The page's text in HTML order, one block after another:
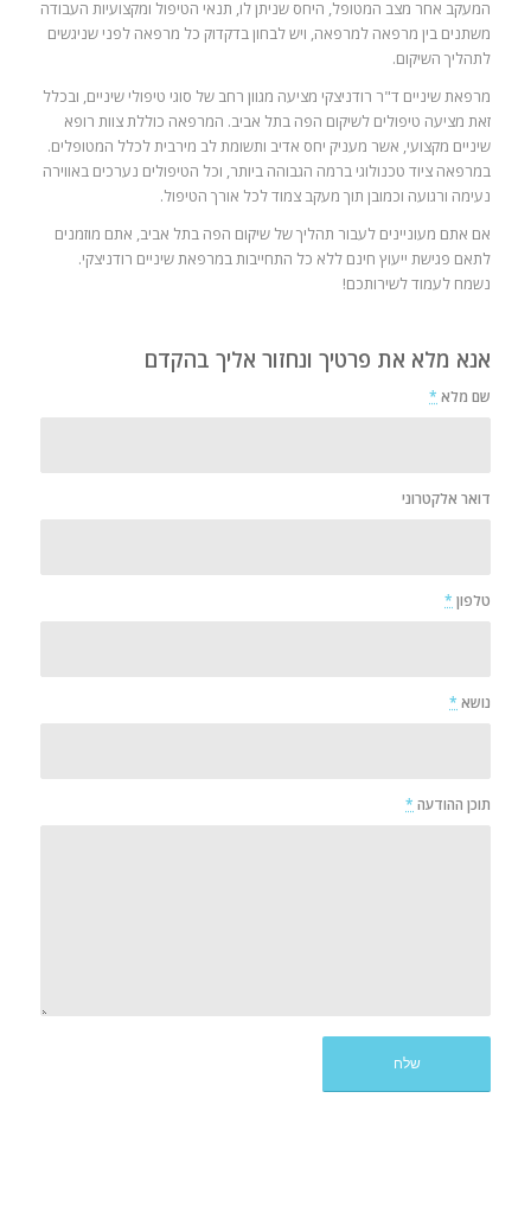
המעקב אחר מצב המטופל, היחס שניתן לו, תנאי הטיפול ומקצועיות העבודה
משתנים בין מרפאה למרפאה, ויש לבחון בדקדוק כל מרפאה לפני שניגשים
לתהליך השיקום.
מרפאת שיניים ד"ר רודניצקי מציעה מגוון רחב של סוגי טיפולי שיניים, ובכלל
זאת מציעה טיפולים לשיקום הפה בתל אביב. המרפאה כוללת צוות רופא
שיניים מקצועי, אשר מעניק יחס אדיב ותשומת לב מירבית לכלל המטופלים.
במרפאה ציוד טכנולוגי ברמה הגבוהה ביותר, וכל הטיפולים נערכים באווירה
נעימה ורגועה וכמובן תוך מעקב צמוד לכל אורך הטיפול.
אם אתם מעוניינים לעבור תהליך של שיקום הפה בתל אביב, אתם מוזמנים
לתאם פגישת ייעוץ חינם ללא כל התחייבות במרפאת שיניים רודניצקי.
נשמח לעמוד לשירותכם!
אנא מלא את פרטיך ונחזור אליך בהקדם
שם מלא *
דואר אלקטרוני
טלפון *
נושא *
תוכן ההודעה *